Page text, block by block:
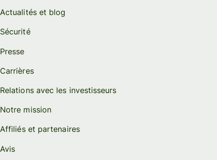
Actualités et blog
Sécurité
Presse
Carrières
Relations avec les investisseurs
Notre mission
Affiliés et partenaires
Avis